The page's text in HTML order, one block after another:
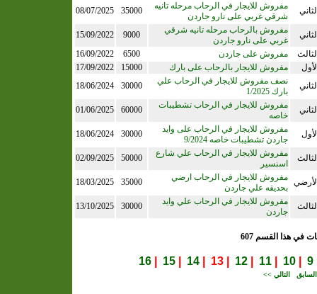
مفروش للايجار في الرحاب مرحله تانيه
شرقي غربي على نارو جاردن
35000
08/07/2025
مفروش بالرحاب مرحله تانيه شرقي
غربي على نارو جاردن
9000
15/09/2022
مفروش على جاردن 6500
16/09/2022
مفروش للايجار بالرحاب على بارك 15000
17/09/2022
نصف مفروش للايجار في الرحاب علي
بارك 1/2025
30000
18/06/2024
مفروش للايجار في الرحاب تشطيبات
خاصه
60000
01/06/2025
مفروش للايجار في الرحاب على وايد
جاردن تشطيبات خاصه 9/2024
30000
18/06/2024
مفروش للايجار في الرحاب علي شارع
اسنسير
50000
02/09/2025
مفروش للايجار في الرحاب ارضي
بحديقه علي جاردن
35000
18/03/2025
مفروش للايجار في الرحاب علي وايد
جاردن
30000
13/10/2025
في هذا القسم 607
9
10
11
12
14
15
16
التالي >>